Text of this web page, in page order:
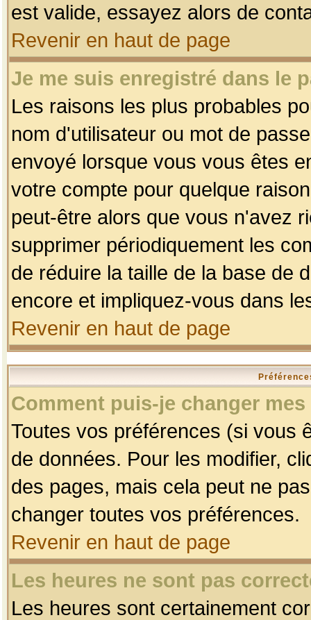
est valide, essayez alors de
Revenir en haut de page
Je me suis enregistré dans le
Les raisons les plus probables
nom d'utilisateur ou mot de
envoyé lorsque vous vous êtes
votre compte pour quelque
peut-être alors que vous n'avez
supprimer périodiquement les
de réduire la taille de la base de
encore et impliquez-vous dans
Revenir en haut de page
Comment puis-je changer
Toutes vos préférences (si vous
de données. Pour les modifier,
des pages, mais cela peut ne
changer toutes vos préférences.
Revenir en haut de page
Les heures ne sont pas
Les heures sont certainement